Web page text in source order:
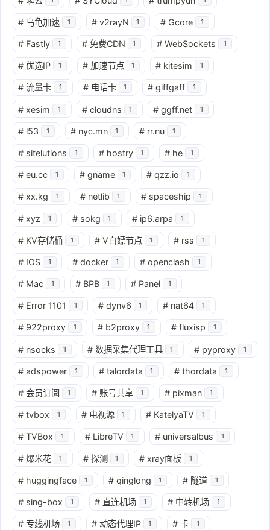
# 乌龟加速 1 # v2rayN 1 # Gcore 1
# Fastly 1 # 免费CDN 1 # WebSockets 1
# 优选IP 1 # 加速节点 1 # kitesim 1
# 流量卡 1 # 电话卡 1 # giffgaff 1
# xesim 1 # cloudns 1 # ggff.net 1
# l53 1 # nyc.mn 1 # rr.nu 1
# sitelutions 1 # hostry 1 # he 1
# eu.cc 1 # gname 1 # qzz.io 1
# xx.kg 1 # netlib 1 # spaceship 1
# xyz 1 # sokg 1 # ip6.arpa 1
# KV存储桶 1 # V白嫖节点 1 # rss 1
# IOS 1 # docker 1 # openclash 1
# Mac 1 # BPB 1 # Panel 1
# Error 1101 1 # dynv6 1 # nat64 1
# 922proxy 1 # b2proxy 1 # fluxisp 1
# nsocks 1 # 数据采集代理工具 1 # pyproxy 1
# adspower 1 # talordata 1 # thordata 1
# 会员订阅 1 # 账号共享 1 # pixman 1
# tvbox 1 # 电视源 1 # KatelyaTV 1
# TVBox 1 # LibreTV 1 # universalbus 1
# 爆米花 1 # 探测 1 # xray面板 1
# huggingface 1 # qinglong 1 # 隧道 1
# sing-box 1 # 直连机场 1 # 中转机场 1
# 专线机场 1 # 动态代理IP 1 # 卡 1